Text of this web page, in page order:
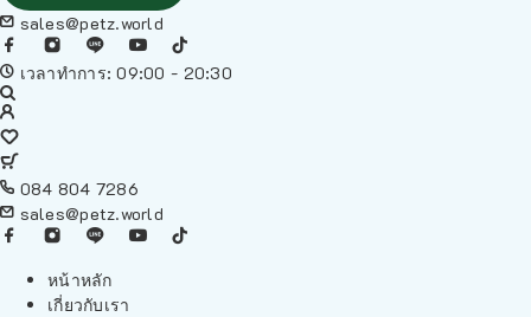
sales@petz.world
เวลาทำการ: 09:00 - 20:30
084 804 7286
sales@petz.world
หน้าหลัก
เกี่ยวกับเรา